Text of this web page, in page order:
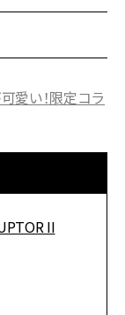
愛い！限定コラ
II